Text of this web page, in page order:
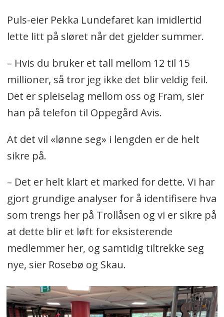
Puls-eier Pekka Lundefaret kan imidlertid
lette litt på sløret når det gjelder summer.
– Hvis du bruker et tall mellom 12 til 15
millioner, så tror jeg ikke det blir veldig feil.
Det er spleiselag mellom oss og Fram, sier
han på telefon til Oppegård Avis.
At det vil «lønne seg» i lengden er de helt
sikre på.
– Det er helt klart et marked for dette. Vi har
gjort grundige analyser for å identifisere hva
som trengs her på Trollåsen og vi er sikre på
at dette blir et løft for eksisterende
medlemmer her, og samtidig tiltrekke seg
nye, sier Rosebø og Skau.